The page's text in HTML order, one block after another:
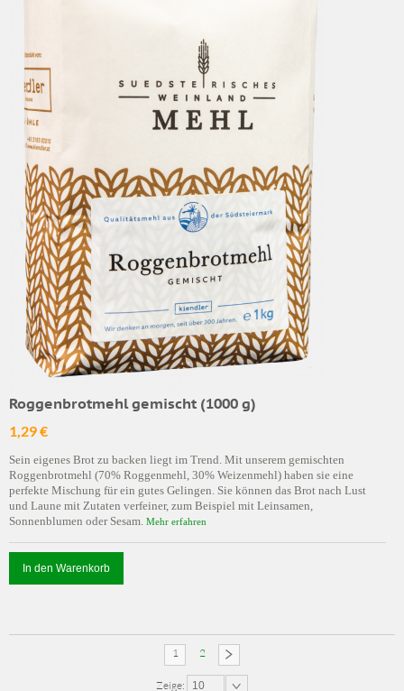
Roggenbrotmehl gemischt (1000 g)
1,29 €
Sein eigenes Brot zu backen liegt im Trend. Mit unserem gemischten
Roggenbrotmehl (70% Roggenmehl, 30% Weizenmehl) haben sie eine
perfekte Mischung für ein gutes Gelingen. Sie können das Brot nach Lust
und Laune mit Zutaten verfeiner, zum Beispiel mit Leinsamen,
Sonnenblumen oder Sesam. Mehr erfahren
In den Warenkorb
1 2
Zeige: 10